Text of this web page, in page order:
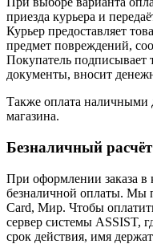
приезда курьера и
Курьер предоставляет
предмет повреждений,
Покупатель подписывает
документы, вносит
Также оплата наличными
магазина.
Безналичный расчёт
При оформлении заказа в
безналичной оплаты. Мы
Card, Мир. Чтобы
сервер системы ASSIST,
срок действия, имя